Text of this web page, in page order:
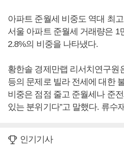
아파트 준월세 비중도 역대 최
서울 아파트 준월세 거래량은 1
2.8%의 비중을 나타냈다.
황한솔 경제만랩 리서치연구원
등의 문제로 빌라 전세에 대한
비중은 점점 줄고 준월세나 준
있는 분위기다”고 말했다. 류수
인기기사